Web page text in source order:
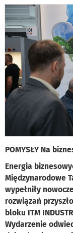
POMYSŁY Na
Energia
Międzynarodowe
wypełniły
rozwiązań
bloku ITM
Wydarzenie